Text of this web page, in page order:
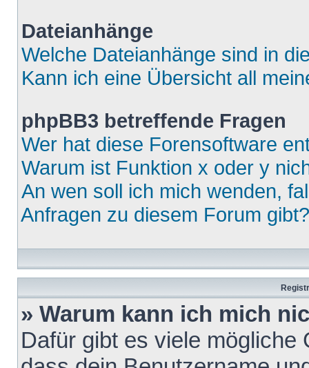
Dateianhänge
Welche Dateianhänge sind in
Kann ich eine Übersicht all
phpBB3 betreffende Fragen
Wer hat diese Forensoftware
Warum ist Funktion x oder y
An wen soll ich mich wenden,
Anfragen zu diesem Forum gibt?
» Warum kann ich mich
Dafür gibt es viele